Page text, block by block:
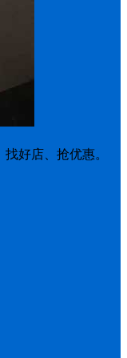
好店、抢优惠。